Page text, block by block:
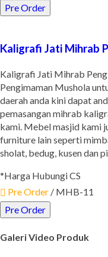
Pre Order
Kaligrafi Jati Mihrab
Kaligrafi Jati Mihrab
Pengimaman Mushola
daerah anda kini dapat
pemasangan mihrab
kami. Mebel masjid kami
furniture lain seperti
sholat, bedug, kusen dan
*Harga Hubungi CS
Pre Order / MHB-11
Pre Order
Galeri Video Produk